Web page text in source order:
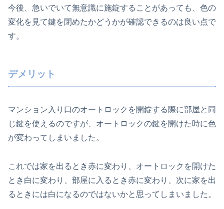
今後、急いでいて無意識に施錠することがあっても、色の
変化を見て鍵を閉めたかどうかが確認できるのは良い点で
す。
デメリット
マンション入り口のオートロックを開錠する際に部屋と同
じ鍵を使えるのですが、オートロックの鍵を開けた時に色
が変わってしまいました。
これでは家を出るとき赤に変わり、オートロックを開けた
とき白に変わり、部屋に入るとき赤に変わり、次に家を出
るときには白になるのではないかと思ってしまいました。